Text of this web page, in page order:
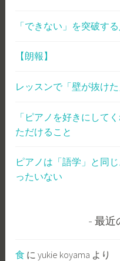
「できない」を突破す
【朗報】
レッスンで「壁が抜け
「ピアノを好きにして
ただけること
ピアノは「語学」と同
ったいない
最近
食 にyukie koyama より